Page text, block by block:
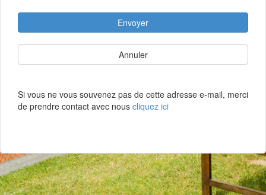
Envoyer
Annuler
Si vous ne vous souvenez pas de cette adresse e-mail, merci
de prendre contact avec nous cliquez ici